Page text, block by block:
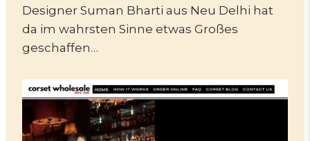
Designer Suman Bharti aus Neu Delhi hat
da im wahrsten Sinne etwas Großes
geschaffen…